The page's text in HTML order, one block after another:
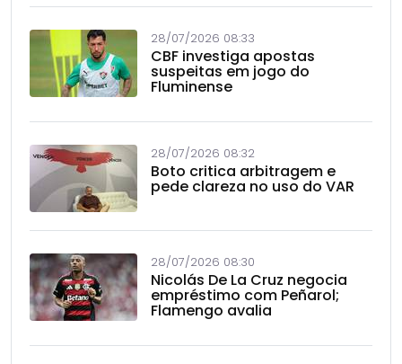
28/07/2026 08:33
CBF investiga apostas
suspeitas em jogo do
Fluminense
28/07/2026 08:32
Boto critica arbitragem e
pede clareza no uso do VAR
28/07/2026 08:30
Nicolás De La Cruz negocia
empréstimo com Peñarol;
Flamengo avalia